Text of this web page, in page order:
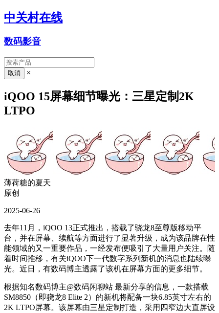
中关村在线
数码影音
×
iQOO 15屏幕细节曝光：三星定制2K
LTPO
薄荷糖的夏天
原创
2025-06-26
去年11月，iQOO 13正式推出，搭载了骁龙8至尊版移动平
台，并在屏幕、续航等方面进行了显著升级，成为该品牌在性
能领域的又一重要作品，一经发布便吸引了大量用户关注。随
着时间推移，有关iQOO下一代数字系列新机的消息也陆续曝
光。近日，有数码博主透露了该机在屏幕方面的更多细节。
根据知名数码博主@数码闲聊站 最新分享的信息，一款搭载
SM8850（即骁龙8 Elite 2）的新机将配备一块6.85英寸左右的
2K LTPO屏幕。该屏幕由三星定制打造，采用四窄边大直屏设